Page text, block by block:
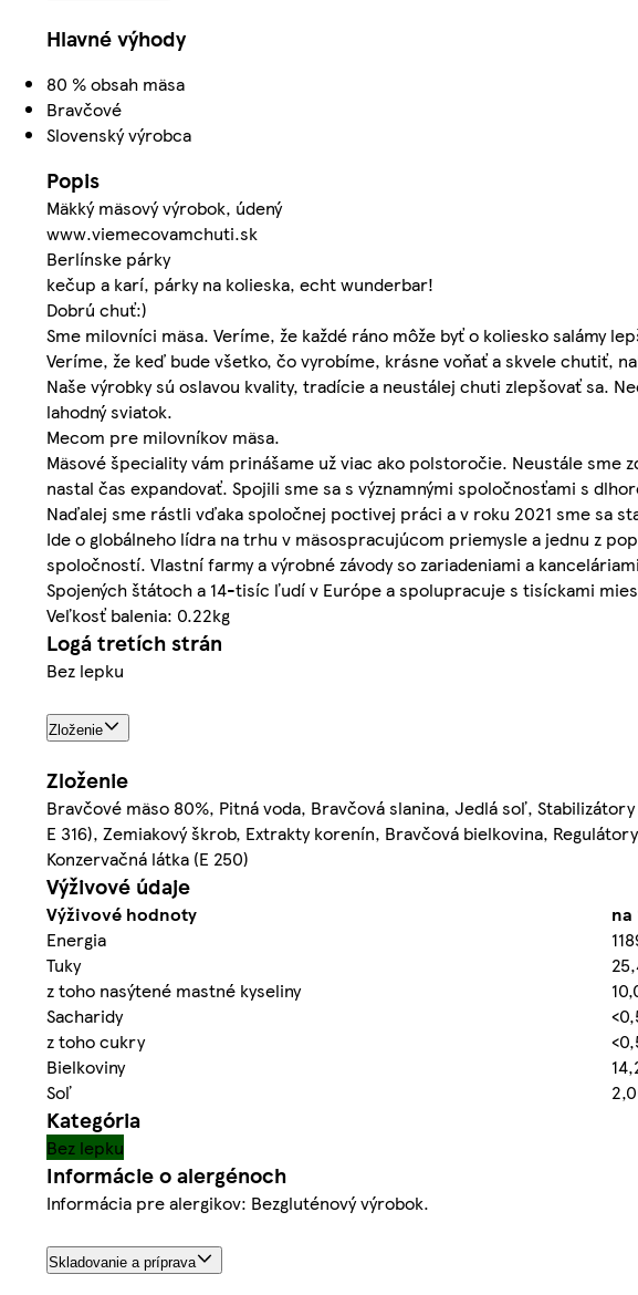
Hlavné výhody
80 % obsah mäsa
Bravčové
Slovenský výrobca
Popis
Mäkký mäsový výrobok, údený
www.viemecovamchuti.sk
Berlínske párky
kečup a karí, párky na kolieska, echt wunderbar!
Dobrú chuť:)
Sme milovníci mäsa. Veríme, že každé ráno môže byť o koliesko salámy
Veríme, že keď bude všetko, čo vyrobíme, krásne voňať a skvele chutiť,
Naše výrobky sú oslavou kvality, tradície a neustálej chuti zlepšovať sa.
lahodný sviatok.
Mecom pre milovníkov mäsa.
Mäsové špeciality vám prinášame už viac ako polstoročie. Neustále
nastal čas expandovať. Spojili sme sa s významnými spoločnosťami s
Naďalej sme rástli vďaka spoločnej poctivej práci a v roku 2021 sme sa
Ide o globálneho lídra na trhu v mäsospracujúcom priemysle a jednu z
spoločností. Vlastní farmy a výrobné závody so zariadeniami a
Spojených štátoch a 14-tisíc ľudí v Európe a spolupracuje s tisíckami
Veľkosť balenia: 0.22kg
Logá tretích strán
Bez lepku
Zloženie
Zloženie
Bravčové mäso 80%, Pitná voda, Bravčová slanina, Jedlá soľ,
E 316), Zemiakový škrob, Extrakty korenín, Bravčová bielkovina,
Konzervačná látka (E 250)
Výživové údaje
Výživové hodnoty
na
Energia
Tuky
z toho nasýtené mastné kyseliny
Sacharidy
z toho cukry
Bielkoviny
Soľ
Kategória
Bez lepku
Informácie o alergénoch
Informácia pre alergikov: Bezgluténový výrobok.
Skladovanie a príprava